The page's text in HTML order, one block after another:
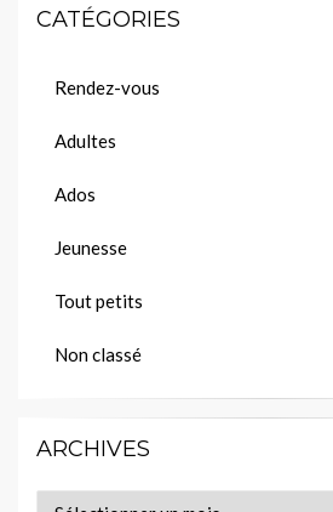
CATÉGORIES
Rendez-vous
Adultes
Ados
Jeunesse
Tout petits
Non classé
ARCHIVES
Archives